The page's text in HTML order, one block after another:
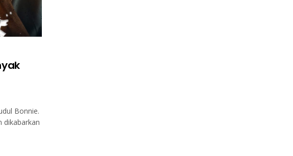
Bonnie.
dikabarkan